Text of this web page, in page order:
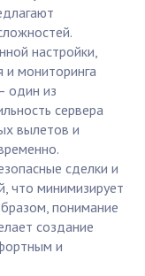
настройки,
и мониторинга
один из
сервера
вылетов и
сделки и
что минимизирует
понимание
создание
и